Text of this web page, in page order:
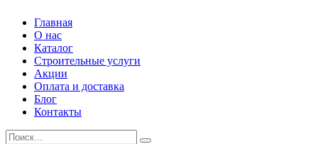
Главная
О нас
Каталог
Строительные услуги
Акции
Оплата и доставка
Блог
Контакты